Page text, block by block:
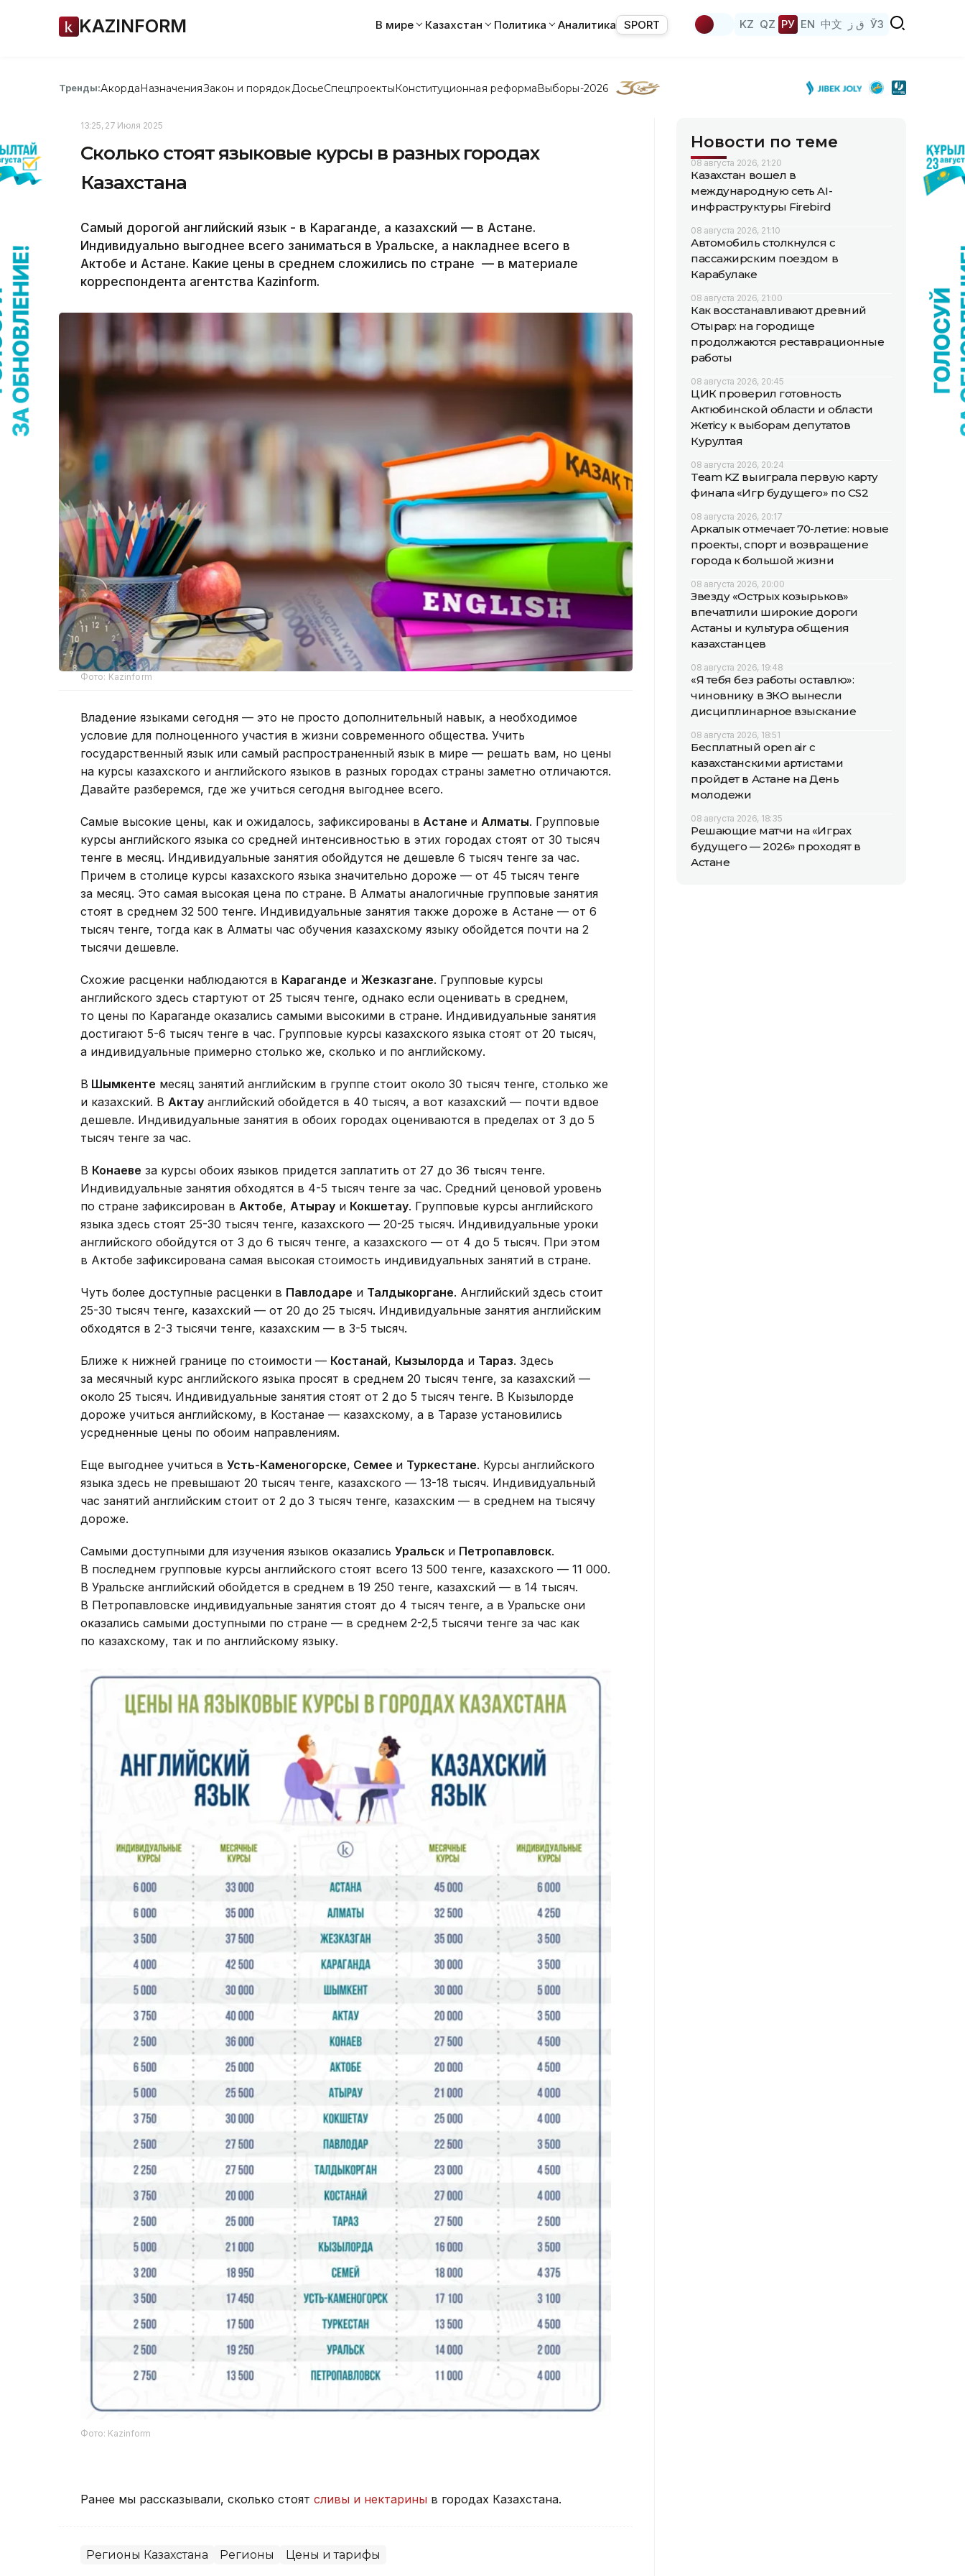
KAZINFORM В мире Казахстан Политика Аналитика SPORT KZ QZ РУ EN 中文 ق ز ЎЗ
Тренды:АкордаНазначенияЗакон и порядок ДосьеСпецпроектыКонституционная реформаВыборы-2026
13:25, 27 Июля 2025
Сколько стоят языковые курсы в разных городах
Казахстана
Самый дорогой английский язык - в Караганде, а казахский — в Астане.
Индивидуально выгоднее всего заниматься в Уральске, а накладнее всего в
Актобе и Астане. Какие цены в среднем сложились по стране — в материале
корреспондента агентства Kazinform.
Фото: Kazinform
Владение языками сегодня — это не просто дополнительный навык, а необходимое
условие для полноценного участия в жизни современного общества. Учить
государственный язык или самый распространенный язык в мире — решать вам, но цены
на курсы казахского и английского языков в разных городах страны заметно отличаются.
Давайте разберемся, где же учиться сегодня выгоднее всего.
Самые высокие цены, как и ожидалось, зафиксированы в Астане и Алматы. Групповые
курсы английского языка со средней интенсивностью в этих городах стоят от 30 тысяч
тенге в месяц. Индивидуальные занятия обойдутся не дешевле 6 тысяч тенге за час.
Причем в столице курсы казахского языка значительно дороже — от 45 тысяч тенге
за месяц. Это самая высокая цена по стране. В Алматы аналогичные групповые занятия
стоят в среднем 32 500 тенге. Индивидуальные занятия также дороже в Астане — от 6
тысяч тенге, тогда как в Алматы час обучения казахскому языку обойдется почти на 2
тысячи дешевле.
Схожие расценки наблюдаются в Караганде и Жезказгане. Групповые курсы
английского здесь стартуют от 25 тысяч тенге, однако если оценивать в среднем,
то цены по Караганде оказались самыми высокими в стране. Индивидуальные занятия
достигают 5-6 тысяч тенге в час. Групповые курсы казахского языка стоят от 20 тысяч,
а индивидуальные примерно столько же, сколько и по английскому.
В Шымкенте месяц занятий английским в группе стоит около 30 тысяч тенге, столько же
и казахский. В Актау английский обойдется в 40 тысяч, а вот казахский — почти вдвое
дешевле. Индивидуальные занятия в обоих городах оцениваются в пределах от 3 до 5
тысяч тенге за час.
В Конаеве за курсы обоих языков придется заплатить от 27 до 36 тысяч тенге.
Индивидуальные занятия обходятся в 4-5 тысяч тенге за час. Средний ценовой уровень
по стране зафиксирован в Актобе, Атырау и Кокшетау. Групповые курсы английского
языка здесь стоят 25-30 тысяч тенге, казахского — 20-25 тысяч. Индивидуальные уроки
английского обойдутся от 3 до 6 тысяч тенге, а казахского — от 4 до 5 тысяч. При этом
в Актобе зафиксирована самая высокая стоимость индивидуальных занятий в стране.
Чуть более доступные расценки в Павлодаре и Талдыкоргане. Английский здесь стоит
25-30 тысяч тенге, казахский — от 20 до 25 тысяч. Индивидуальные занятия английским
обходятся в 2-3 тысячи тенге, казахским — в 3-5 тысяч.
Ближе к нижней границе по стоимости — Костанай, Кызылорда и Тараз. Здесь
за месячный курс английского языка просят в среднем 20 тысяч тенге, за казахский —
около 25 тысяч. Индивидуальные занятия стоят от 2 до 5 тысяч тенге. В Кызылорде
дороже учиться английскому, в Костанае — казахскому, а в Таразе установились
усредненные цены по обоим направлениям.
Еще выгоднее учиться в Усть-Каменогорске, Семее и Туркестане. Курсы английского
языка здесь не превышают 20 тысяч тенге, казахского — 13-18 тысяч. Индивидуальный
час занятий английским стоит от 2 до 3 тысяч тенге, казахским — в среднем на тысячу
дороже.
Самыми доступными для изучения языков оказались Уральск и Петропавловск.
В последнем групповые курсы английского стоят всего 13 500 тенге, казахского — 11 000.
В Уральске английский обойдется в среднем в 19 250 тенге, казахский — в 14 тысяч.
В Петропавловске индивидуальные занятия стоят до 4 тысяч тенге, а в Уральске они
оказались самыми доступными по стране — в среднем 2-2,5 тысячи тенге за час как
по казахскому, так и по английскому языку.
Фото: Kazinform
Ранее мы рассказывали, сколько стоят сливы и нектарины в городах Казахстана.
Регионы Казахстана Регионы Цены и тарифы
Новости по теме
08 августа 2026, 21:20
Казахстан вошел в
международную сеть AI-
инфраструктуры Firebird
08 августа 2026, 21:10
Автомобиль столкнулся с
пассажирским поездом в
Карабулаке
08 августа 2026, 21:00
Как восстанавливают древний
Отырар: на городище
продолжаются реставрационные
работы
08 августа 2026, 20:45
ЦИК проверил готовность
Актюбинской области и области
Жетісу к выборам депутатов
Курултая
08 августа 2026, 20:24
Team KZ выиграла первую карту
финала «Игр будущего» по CS2
08 августа 2026, 20:17
Аркалык отмечает 70-летие: новые
проекты, спорт и возвращение
города к большой жизни
08 августа 2026, 20:00
Звезду «Острых козырьков»
впечатлили широкие дороги
Астаны и культура общения
казахстанцев
08 августа 2026, 19:48
«Я тебя без работы оставлю»:
чиновнику в ЗКО вынесли
дисциплинарное взыскание
08 августа 2026, 18:51
Бесплатный open air с
казахстанскими артистами
пройдет в Астане на День
молодежи
08 августа 2026, 18:35
Решающие матчи на «Играх
будущего — 2026» проходят в
Астане